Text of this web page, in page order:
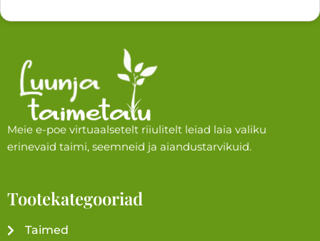
Meie e-poe virtuaalsetelt riiulitelt leiad laia valiku
erinevaid taimi, seemneid ja aiandustarvikuid.
Tootekategooriad
Taimed